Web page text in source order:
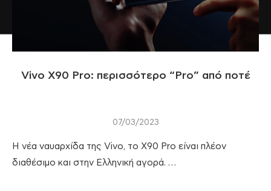
Vivo X90 Pro: περισσότερο “Pro” από ποτέ
07/03/2023
H νέα ναυαρχίδα της Vivo, το X90 Pro είναι πλέον
διαθέσιμο και στην Ελληνική αγορά. …